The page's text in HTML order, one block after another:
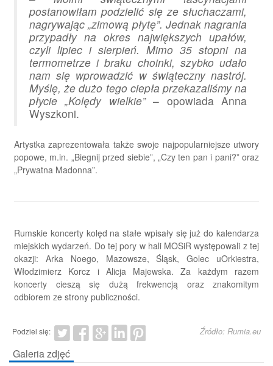
postanowiłam podzielić się ze słuchaczami,
nagrywając „zimową płytę”. Jednak nagrania
przypadły na okres największych upałów,
czyli lipiec i sierpień. Mimo 35 stopni na
termometrze i braku choinki, szybko udało
nam się wprowadzić w świąteczny nastrój.
Myślę, że dużo tego ciepła przekazaliśmy na
płycie „Kolędy wielkie”– opowiada Anna
Wyszkoni.
Artystka zaprezentowała także swoje najpopularniejsze utwory
popowe, m.in. „Biegnij przed siebie”, „Czy ten pan i pani?” oraz
„Prywatna Madonna”.
Rumskie koncerty kolęd na stałe wpisały się już do kalendarza
miejskich wydarzeń. Do tej pory w hali MOSiR występowali z tej
okazji: Arka Noego, Mazowsze, Śląsk, Golec uOrkiestra,
Włodzimierz Korcz i Alicja Majewska. Za każdym razem
koncerty cieszą się dużą frekwencją oraz znakomitym
odbiorem ze strony publiczności.
Podziel się: Źródło: Rumia.eu
Galeria zdjęć